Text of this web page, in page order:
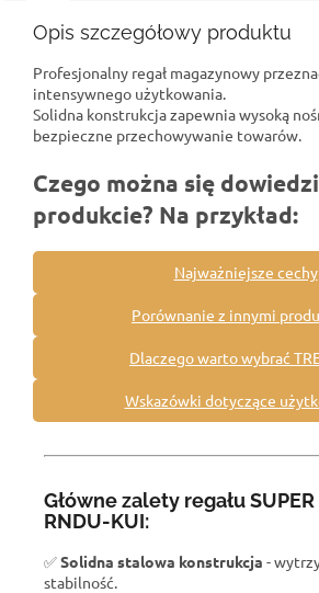
Opis szczegółowy produktu
Profesjonalny regał magazynowy
intensywnego użytkowania.
Solidna konstrukcja zapewnia wysoką
bezpieczne przechowywanie towarów.
Czego można się
produkcie? Na przykład:
Najważniejsze cechy
Porównanie z innymi
Dlaczego warto wybrać
Wskazówki dotyczące
Główne zalety regału
RNDU-KUI:
✅Solidna stalowa konstrukcja -
stabilność.